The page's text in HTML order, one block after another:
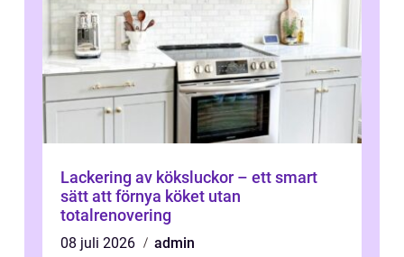
Lackering av köksluckor – ett smart
sätt att förnya köket utan
totalrenovering
08 juli 2026
admin